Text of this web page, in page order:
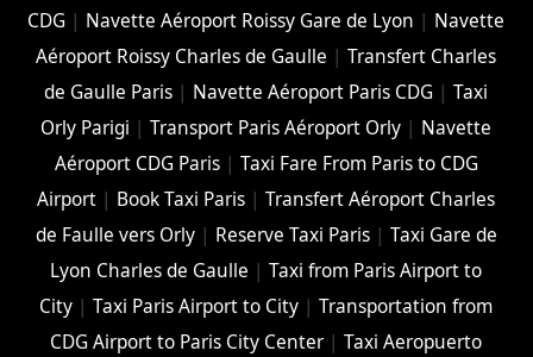
CDG | Navette Aéroport Roissy Gare de Lyon | Navette
Aéroport Roissy Charles de Gaulle |Transfert Charles
de Gaulle Paris | Navette Aéroport Paris CDG |Taxi
Orly Parigi |Transport Paris Aéroport Orly | Navette
Aéroport CDG Paris| Taxi Fare From Paris to CDG
Airport | Book Taxi Paris |Transfert Aéroport Charles
de Faulle vers Orly| Reserve Taxi Paris| Taxi Gare de
Lyon Charles de Gaulle |Taxi from Paris Airport to
City |Taxi Paris Airport to City |Transportation from
CDG Airport to Paris City Center |Taxi Aeropuerto